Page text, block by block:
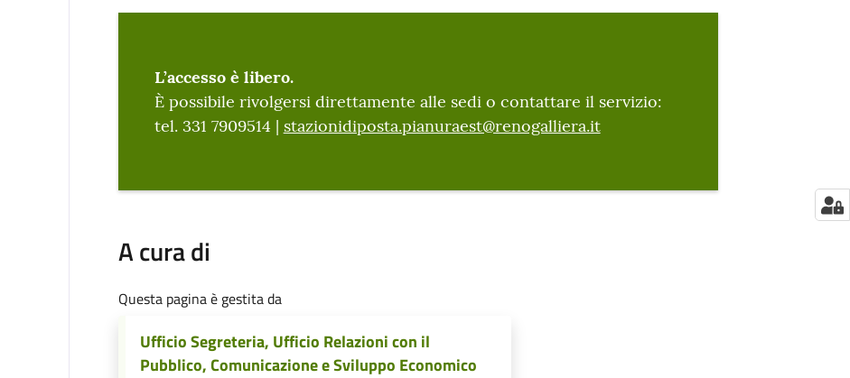
L’accesso è libero.
È possibile rivolgersi direttamente alle sedi o contattare il servizio:
tel. 331 7909514 | stazionidiposta.pianuraest@renogalliera.it
A cura di
Questa pagina è gestita da
Ufficio Segreteria, Ufficio Relazioni con il
Pubblico, Comunicazione e Sviluppo Economico